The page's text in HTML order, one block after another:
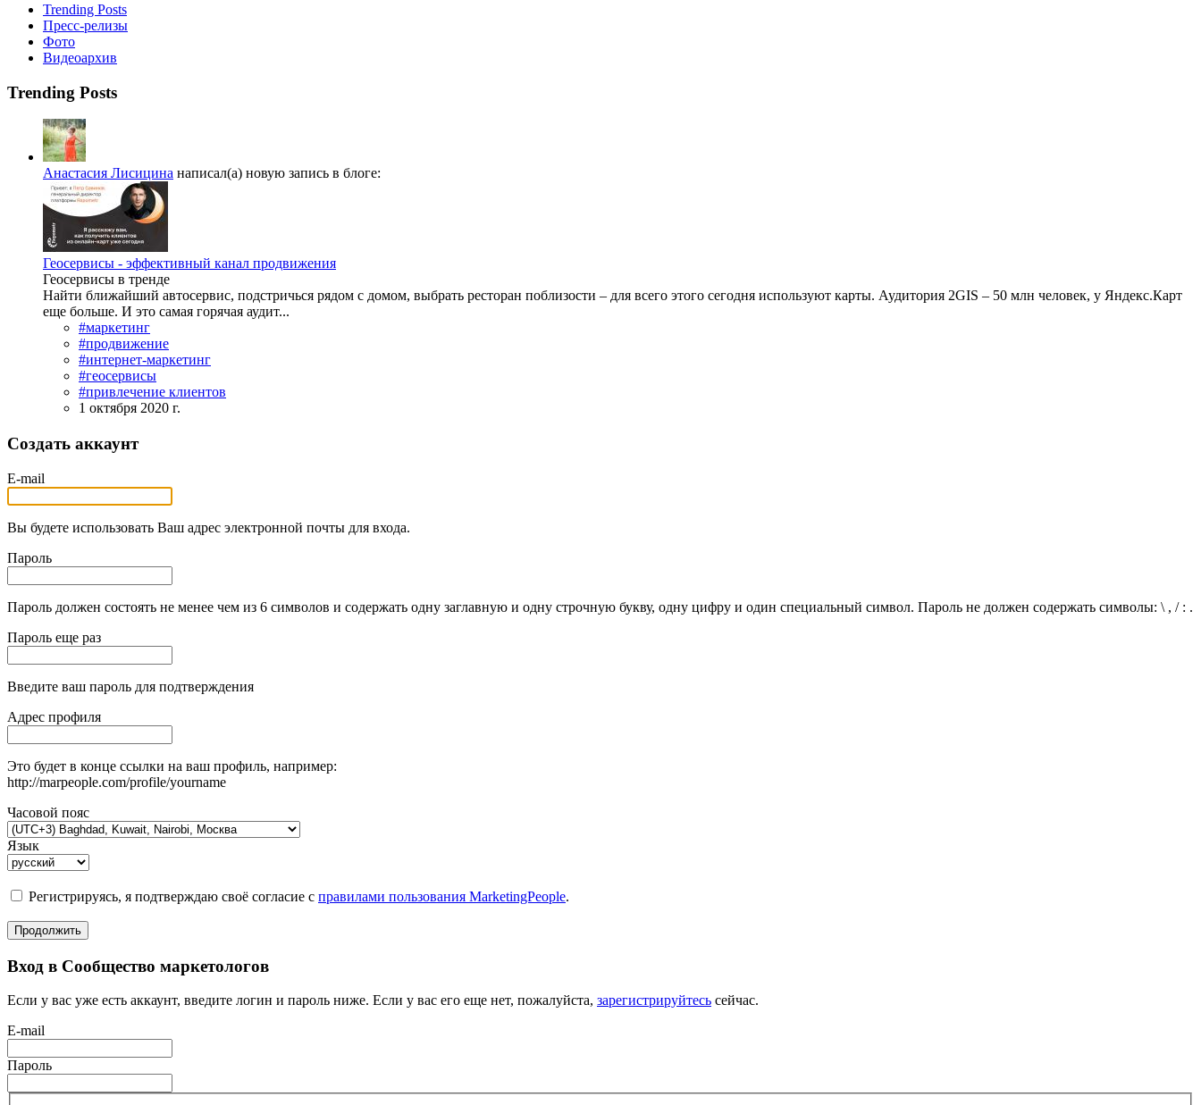
Trending Posts
Пресс-релизы
Фото
Видеоархив
Trending Posts
Анастасия Лисицина написал(а) новую запись в блоге:
Геосервисы - эффективный канал продвижения
Геосервисы в тренде
Найти ближайший автосервис, подстричься рядом с домом, выбрать ресторан поблизости – для всего этого сегодня используют карты. Аудитория 2GIS – 50 млн человек, у Яндекс.Карт
еще больше. И это самая горячая аудит...
#маркетинг
#продвижение
#интернет-маркетинг
#геосервисы
#привлечение клиентов
1 октября 2020 г.
Создать аккаунт
E-mail
Вы будете использовать Ваш адрес электронной почты для входа.
Пароль
Пароль должен состоять не менее чем из 6 символов и содержать одну заглавную и одну строчную букву, одну цифру и один специальный символ. Пароль не должен содержать символы: \ , / : .
Пароль еще раз
Введите ваш пароль для подтверждения
Адрес профиля
Это будет в конце ссылки на ваш профиль, например:
http://marpeople.com/profile/yourname
Часовой пояс
Язык
Регистрируясь, я подтверждаю своё согласие с правилами пользования MarketingPeople.
Продолжить
Вход в Сообщество маркетологов
Если у вас уже есть аккаунт, введите логин и пароль ниже. Если у вас его еще нет, пожалуйста, зарегистрируйтесь сейчас.
E-mail
Пароль